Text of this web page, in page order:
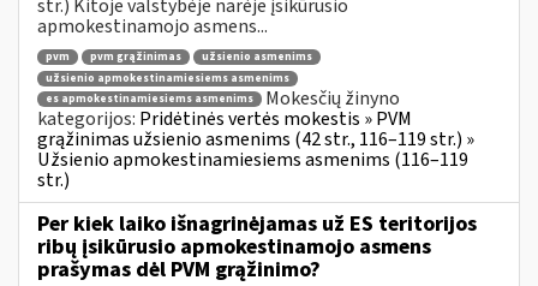
str.) Kitoje valstybėje narėje įsikūrusio
apmokestinamojo asmens...
pvm pvm grąžinimas
užsienio asmenims
užsienio apmokestinamiesiems asmenims
es apmokestinamiesiems asmenims
Mokesčių žinyno
kategorijos: Pridėtinės vertės mokestis » PVM
grąžinimas užsienio asmenims (42 str., 116–119 str.) »
Užsienio apmokestinamiesiems asmenims (116–119
str.)
Per kiek laiko išnagrinėjamas už ES teritorijos
ribų įsikūrusio apmokestinamojo asmens
prašymas dėl PVM grąžinimo?